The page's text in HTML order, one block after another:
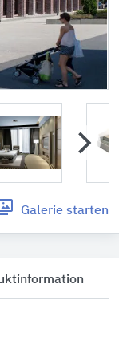
Galerie starten